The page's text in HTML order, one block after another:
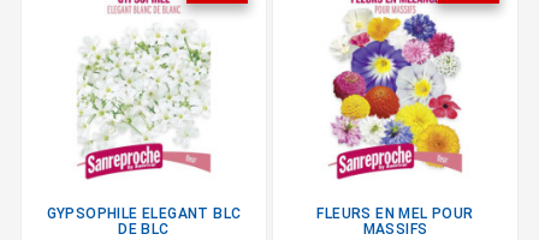
GYPSOPHILE ELEGANT BLC
DE BLC
FLEURS EN MEL POUR
MASSIFS